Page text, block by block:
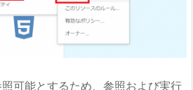
可能とするため、参照および実行